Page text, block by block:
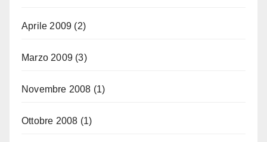
Aprile 2009 (2)
Marzo 2009 (3)
Novembre 2008 (1)
Ottobre 2008 (1)